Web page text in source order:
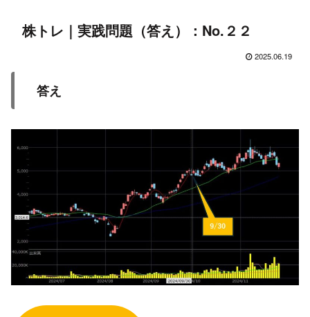
株トレ｜実践問題（答え）：No.２２
2025.06.19
答え